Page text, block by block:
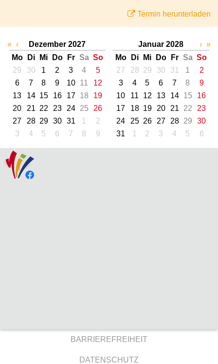
Termin herunterladen
« ‹
Dezember 2027
Mo
Di Mi Do Fr Sa So
29
30 1 2 3 4
5
6
7 8 9 10 11
12
13
14 15 16 17 18
19
20
21 22 23 24 25
26
27
28 29 30 31 1
2
3
4 5 6 7 8 9
Januar 2028
Mo
Di Mi Do Fr Sa So
27
28 29 30 31 1
2
3
4 5 6 7 8
9
10
11 12 13 14 15
16
17
18 19 20 21 22
23
24
25 26 27 28 29
30
31
1 2 3 4 5 6
› »
BARRIEREFREIHEIT
DATENSCHUTZ